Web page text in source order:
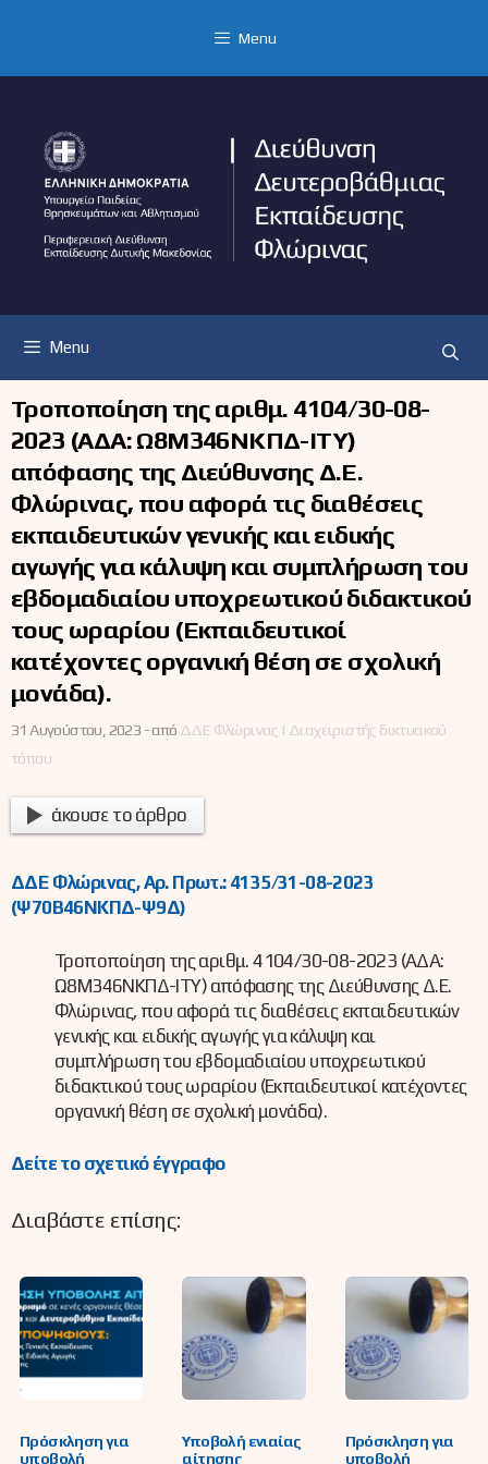
Menu
Menu
Τροποποίηση της αριθμ. 4104/30-08-
2023 (ΑΔΑ: Ω8Μ346ΝΚΠΔ-ΙΤΥ)
απόφασης της Διεύθυνσης Δ.Ε.
Φλώρινας, που αφορά τις διαθέσεις
εκπαιδευτικών γενικής και ειδικής
αγωγής για κάλυψη και συμπλήρωση του
εβδομαδιαίου υποχρεωτικού διδακτικού
τους ωραρίου (Εκπαιδευτικοί
κατέχοντες οργανική θέση σε σχολική
μονάδα).
31 Αυγούστου, 2023 -από ΔΔΕ Φλώρινας | Διαχειριστής δικτυακού
τόπου
άκουσε το άρθρο
ΔΔΕ Φλώρινας, Αρ. Πρωτ.: 4135/31-08-2023
(Ψ70Β46ΝΚΠΔ-Ψ9Δ)
Τροποποίηση της αριθμ. 4104/30-08-2023 (ΑΔΑ:
Ω8Μ346ΝΚΠΔ-ΙΤΥ) απόφασης της Διεύθυνσης Δ.Ε.
Φλώρινας, που αφορά τις διαθέσεις εκπαιδευτικών
γενικής και ειδικής αγωγής για κάλυψη και
συμπλήρωση του εβδομαδιαίου υποχρεωτικού
διδακτικού τους ωραρίου (Εκπαιδευτικοί κατέχοντες
οργανική θέση σε σχολική μονάδα).
Δείτε το σχετικό έγγραφο
Διαβάστε επίσης:
Πρόσκληση για
υποβολή
Υποβολή ενιαίας
αίτησης
Πρόσκληση για
υποβολή